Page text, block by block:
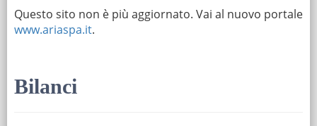
Questo sito non è più aggiornato. Vai al nuovo portale
www.ariaspa.it.
Bilanci